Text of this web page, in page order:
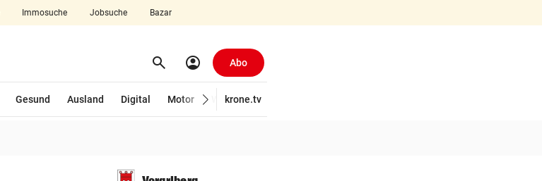
Immosuche Jobsuche Bazar
search Suchen
account_circle Abo
Gesund Ausland Digital Motor Wirtschaft
krone.tv